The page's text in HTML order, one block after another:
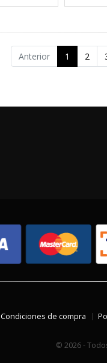
Anterior 1 2
Condiciones de compra
© 2026 -